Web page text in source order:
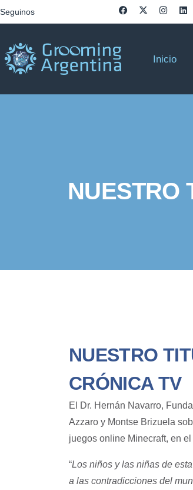
Seguinos
Inicio
NUESTRO
NUESTRO
CRÓNICA TV
El Dr. Hernán Navarro,
Azzaro y Montse Brizuela
juegos online Minecraft, en
“Los niños y las niñas de
a las contradicciones del